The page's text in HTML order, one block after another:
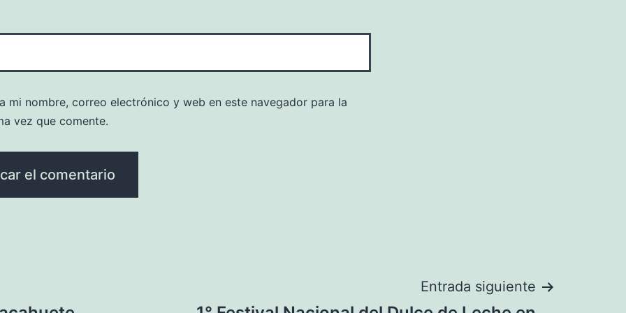
mi nombre, correo electrónico y web en este navegador para la
vez que comente.
Entrada siguiente